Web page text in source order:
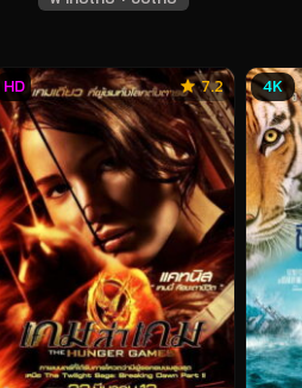
7.2
HD 4K